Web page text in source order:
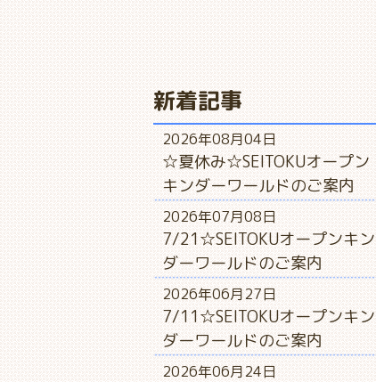
新着記事
2026年08月04日
☆夏休み☆SEITOKUオープン
キンダーワールドのご案内
2026年07月08日
7/21☆SEITOKUオープンキン
ダーワールドのご案内
2026年06月27日
7/11☆SEITOKUオープンキン
ダーワールドのご案内
2026年06月24日